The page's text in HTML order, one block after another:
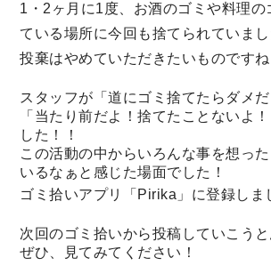
1・2ヶ月に1度、お酒のゴミや料理の
ている場所に今回も捨てられていま
投棄はやめていただきたいものですね
スタッフが「道にゴミ捨てたらダメだ
「当たり前だよ！捨てたことないよ
した！！
この活動の中からいろんな事を想っ
いるなぁと感じた場面でした！
ゴミ拾いアプリ「Pirika」に登録しま
次回のゴミ拾いから投稿していこうと
ぜひ、見てみてください！